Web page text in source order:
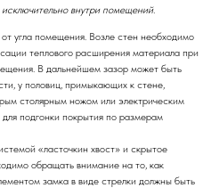
внутри помещений.
угла помещения. Возле стен необходимо
теплового расширения материала при
В дальнейшем зазор может быть
у половиц, примыкающих к стене,
столярным ножом или электрическим
подгонки покрытия по размерам
«ласточкин хвост» и скрытое
обращать внимание на то, как
замка в виде стрелки должны быть